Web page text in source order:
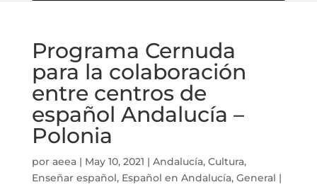
Programa Cernuda
para la colaboración
entre centros de
español Andalucía –
Polonia
por aeea| May 10, 2021 | Andalucía, Cultura,
Enseñar español, Español en Andalucía, General |